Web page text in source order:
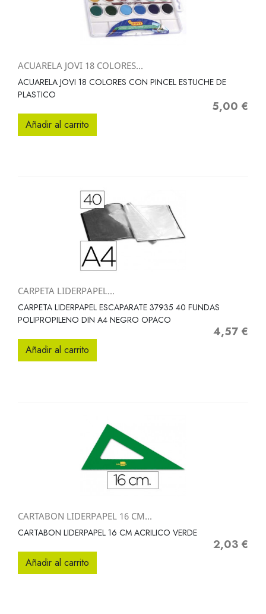
ACUARELA JOVI 18 COLORES...
ACUARELA JOVI 18 COLORES CON PINCEL ESTUCHE DE
PLASTICO
Precio
5,00 €
Añadir al carrito
CARPETA LIDERPAPEL...
CARPETA LIDERPAPEL ESCAPARATE 37935 40 FUNDAS
POLIPROPILENO DIN A4 NEGRO OPACO
Precio
4,57 €
Añadir al carrito
CARTABON LIDERPAPEL 16 CM...
CARTABON LIDERPAPEL 16 CM ACRILICO VERDE
Precio
2,03 €
Añadir al carrito